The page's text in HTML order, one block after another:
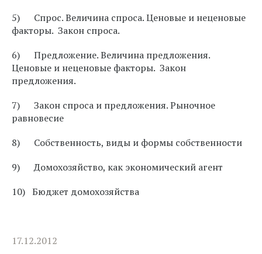
5) Спрос. Величина спроса. Ценовые и неценовые
факторы. Закон спроса.
6) Предложение. Величина предложения.
Ценовые и неценовые факторы. Закон
предложения.
7) Закон спроса и предложения. Рыночное
равновесие
8) Собственность, виды и формы собственности
9) Домохозяйство, как экономический агент
10) Бюджет домохозяйства
17.12.2012